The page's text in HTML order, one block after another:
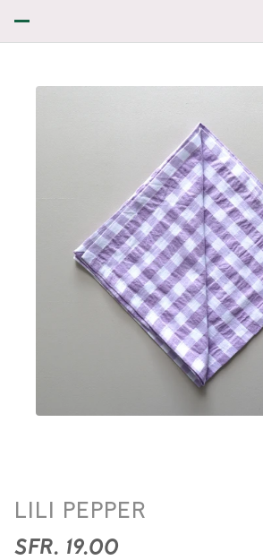
SERVIETTE *CHECK
PURPLE
LILI PEPPER
SFR. 19.00